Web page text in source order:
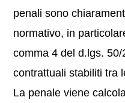
penali sono
normativo, in
comma 4 del d.lgs.
contrattuali stabiliti tra
La penale viene